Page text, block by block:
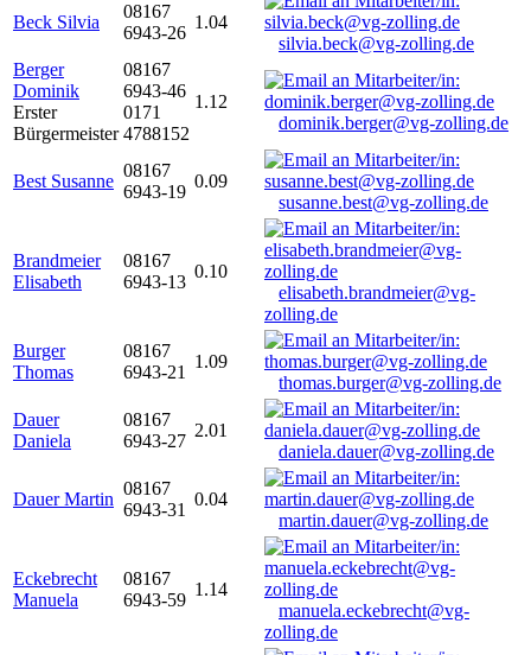
Beck Silvia
08167
6943-26
1.04
silvia.beck@vg-zolling.de
Berger
Dominik
Erster
Bürgermeister
08167
6943-46
0171
4788152
1.12
dominik.berger@vg-zolling.de
Best Susanne
08167
6943-19
0.09
susanne.best@vg-zolling.de
Brandmeier
Elisabeth
08167
6943-13
0.10
elisabeth.brandmeier@vg-
zolling.de
Burger
Thomas
08167
6943-21
1.09
thomas.burger@vg-zolling.de
Dauer
Daniela
08167
6943-27
2.01
daniela.dauer@vg-zolling.de
Dauer Martin
08167
6943-31
0.04
martin.dauer@vg-zolling.de
Eckebrecht
Manuela
08167
6943-59
1.14
manuela.eckebrecht@vg-
zolling.de